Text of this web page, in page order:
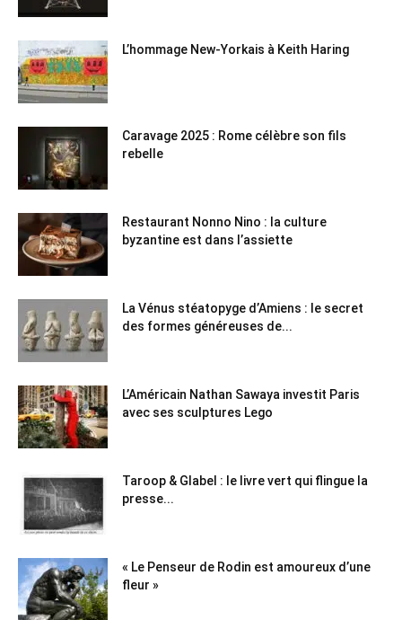
L’hommage New-Yorkais à Keith Haring
Caravage 2025 : Rome célèbre son fils
rebelle
Restaurant Nonno Nino : la culture
byzantine est dans l’assiette
La Vénus stéatopyge d’Amiens : le secret
des formes généreuses de...
L’Américain Nathan Sawaya investit Paris
avec ses sculptures Lego
Taroop & Glabel : le livre vert qui flingue la
presse...
« Le Penseur de Rodin est amoureux d’une
fleur »